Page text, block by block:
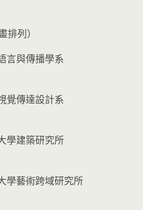
列）
灣語言與傳播學系
學視覺傳達設計系
通大學建築研究所
大學藝術跨域研究所